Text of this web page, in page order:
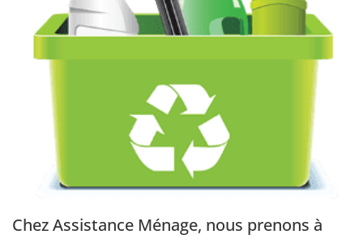
Chez Assistance Ménage, nous prenons à